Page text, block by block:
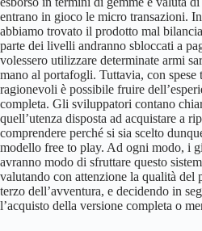
entrano in gioco le micro transazioni.
abbiamo trovato il prodotto mal
parte dei livelli andranno sbloccati a
volessero utilizzare determinate armi
mano al portafogli. Tuttavia, con spese
ragionevoli è possibile fruire
completa. Gli sviluppatori contano
quell’utenza disposta ad acquistare a
comprendere perché si sia scelto
modello free to play. Ad ogni modo, i
avranno modo di sfruttare questo
valutando con attenzione la qualità del
terzo dell’avventura, e decidendo in
l’acquisto della versione completa o